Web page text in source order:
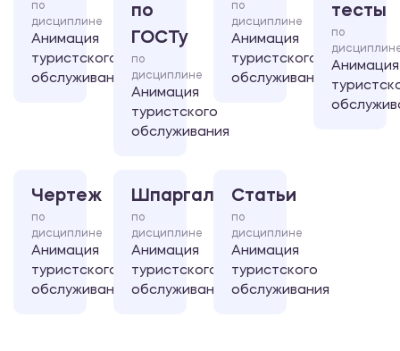
по
дисциплине
Анимация
туристского
обслуживания
по
ГОСТу
по
дисциплине
Анимация
туристского
обслуживания
по
дисциплине
Анимация
туристского
обслуживания
тесты
по
Анимация
Чертеж
по
дисциплине
Анимация
туристского
обслуживания
Шпаргалка
по
дисциплине
Анимация
туристского
обслуживания
Статьи
по
дисциплине
Анимация
туристского
обслуживания